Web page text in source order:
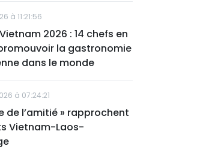
à 11:21:56
2026 : 14 chefs en
la gastronomie
dans le monde
à 07:24:21
de l’amitié » rapprochent
Vietnam-Laos-